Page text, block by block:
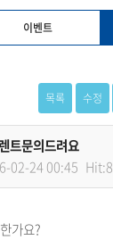
이벤트
목록 수정
렌트문의드려요
02-24 00:45
가요?